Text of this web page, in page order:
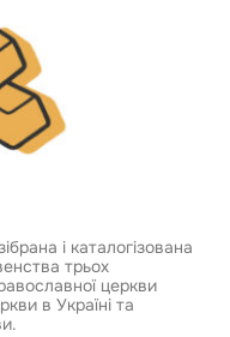
і каталогізована
трьох
церкви
в Україні та